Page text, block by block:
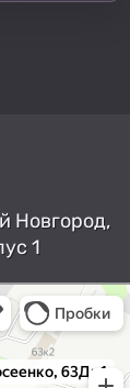
Новгород,
1
63Дк1 —
Карты